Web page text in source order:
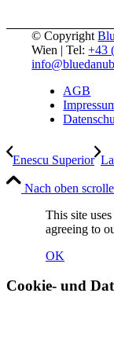
© Copyright
Wien | Tel:+43
AGB
Enescu Superior
Nach oben
This site
agreeing to
OK
Cookie- und